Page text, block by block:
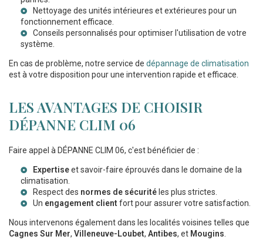
Nettoyage des unités intérieures et extérieures pour un
fonctionnement efficace.
Conseils personnalisés pour optimiser l'utilisation de votre
système.
En cas de problème, notre service de dépannage de climatisation
est à votre disposition pour une intervention rapide et efficace.
LES AVANTAGES DE CHOISIR
DÉPANNE CLIM 06
Faire appel à DÉPANNE CLIM 06, c'est bénéficier de :
Expertiseet savoir-faire éprouvés dans le domaine de la
climatisation.
Respect des normes de sécuritéles plus strictes.
Un engagement client fort pour assurer votre satisfaction.
Nous intervenons également dans les localités voisines telles que
Cagnes Sur Mer, Villeneuve-Loubet, Antibes, et Mougins